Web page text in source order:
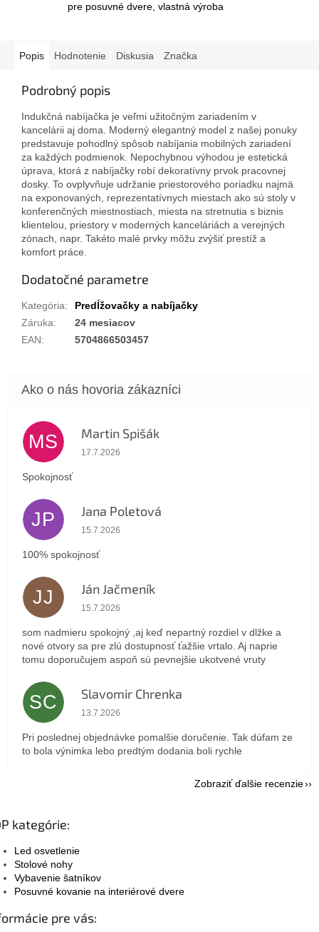
pre posuvné dvere, vlastná výroba
Popis Hodnotenie Diskusia Značka
Podrobný popis
Indukčná nabíjačka je veľmi užitočným zariadením v
kancelárii aj doma. Moderný elegantný model z našej ponuky
predstavuje pohodlný spôsob nabíjania mobilných zariadení
za každých podmienok. Nepochybnou výhodou je estetická
úprava, ktorá z nabíjačky robí dekoratívny prvok pracovnej
dosky. To ovplyvňuje udržanie priestorového poriadku najmä
na exponovaných, reprezentatívnych miestach ako sú stoly v
konferenčných miestnostiach, miesta na stretnutia s biznis
klientelou, priestory v moderných kanceláriách a verejných
zónach, napr. Takéto malé prvky môžu zvýšiť prestíž a
komfort práce.
Dodatočné parametre
Kategória:
Predĺžovačky a nabíjačky
Záruka:
24 mesiacov
EAN: 5704866503457
MS Martin Spišák
Hodnotenie obchodu je 5 z 5 hviezdičiek.
17.7.2026
Spokojnosť
JP Jana Poletová
Hodnotenie obchodu je 5 z 5 hviezdičiek.
15.7.2026
100% spokojnosť
JJ Ján Jačmeník
Hodnotenie obchodu je 5 z 5 hviezdičiek.
15.7.2026
som nadmieru spokojný ,aj keď nepartný rozdiel v dlžke a
nové otvory sa pre zlú dostupnosť ťažšie vrtalo. Aj naprie
tomu doporučujem aspoň sú pevnejšie ukotvené vruty
SC Slavomir Chrenka
Hodnotenie obchodu je 5 z 5 hviezdičiek.
13.7.2026
Pri poslednej objednávke pomalšie doručenie. Tak dúfam ze
to bola výnimka lebo predtým dodania boli rychle
Zobraziť ďalšie recenzie
kategórie:
Led osvetlenie
Stolové nohy
Vybavenie šatníkov
Posuvné kovanie na interiérové dvere
pre vás: